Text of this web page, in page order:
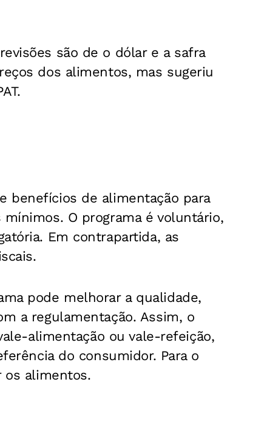
são de o dólar e a safra
dos alimentos, mas sugeriu
benefícios de alimentação para
O programa é voluntário,
Em contrapartida, as
pode melhorar a qualidade,
a regulamentação. Assim, o
alimentação ou vale-refeição,
do consumidor. Para o
os alimentos.